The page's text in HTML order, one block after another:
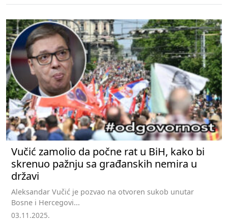
Vučić zamolio da počne rat u BiH, kako bi
skrenuo pažnju sa građanskih nemira u
državi
Aleksandar Vučić je pozvao na otvoren sukob unutar
Bosne i Hercegovi...
03.11.2025.